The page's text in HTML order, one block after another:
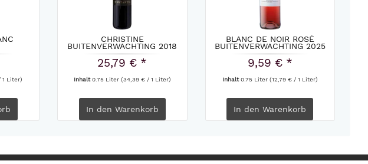
2025
1 Liter)
CHRISTINE
BUITENVERWACHTING 2018
25,79 € *
Inhalt0.75 Liter (34,39 € / 1 Liter)
In den Warenkorb
BLANC DE NOIR ROSÉ
BUITENVERWACHTING 2025
9,59 € *
Inhalt0.75 Liter (12,79 € / 1 Liter)
In den Warenkorb